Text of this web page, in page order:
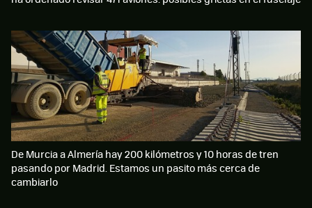
De Murcia a Almería hay 200 kilómetros y 10 horas de tren
pasando por Madrid. Estamos un pasito más cerca de
cambiarlo